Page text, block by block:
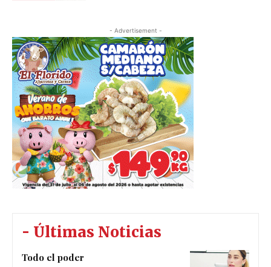
- Advertisement -
- Últimas Noticias
Todo el poder